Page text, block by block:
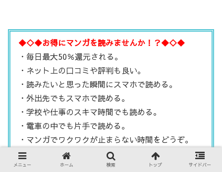
◆◇◆お得にマンガを読みませんか！？◆◇◆
・毎日最大50％還元される。
・ネット上の口コミや評判も良い。
・読みたいと思った瞬間にスマホで読める。
・外出先でもスマホで読める。
・学校や仕事のスキマ時間でも読める。
・電車の中でも片手で読める。
・マンガでワクワクが止まらない時間をどうぞ。
【まんが王国】★お得感No.1★国内最大級の電子コ
メニュー ホーム 検索 トップ サイドバー